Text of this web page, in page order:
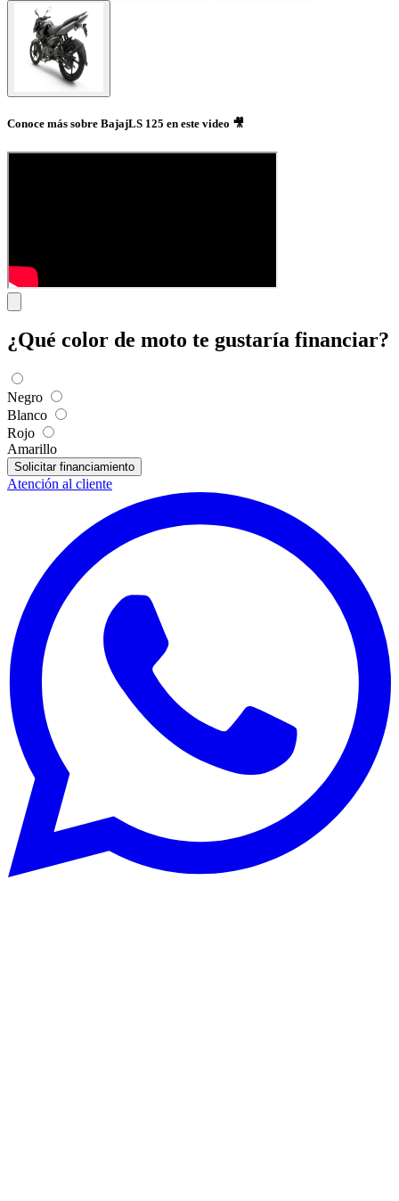
Conoce más sobre BajajLS 125 en este video 🎥
¿Qué color de moto te gustaría financiar?
Negro
Blanco
Rojo
Amarillo
Solicitar financiamiento
Atención al cliente